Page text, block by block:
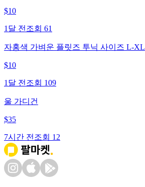
$10
1달 전 조회 61
자홍색 가벼운 플릿즈 투닉 사이즈 L-XL
$10
1달 전 조회 109
울 가디건
$35
7시간 전 조회 12